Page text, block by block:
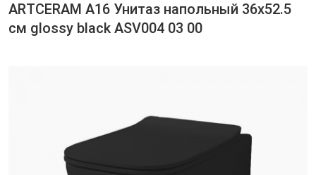
ARTCERAM A16 Унитаз напольный 36х52.5
см glossy black ASV004 03 00